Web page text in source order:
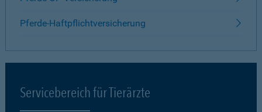
Pferde-Haftpflichtversicherung
Servicebereich für Tierärzte